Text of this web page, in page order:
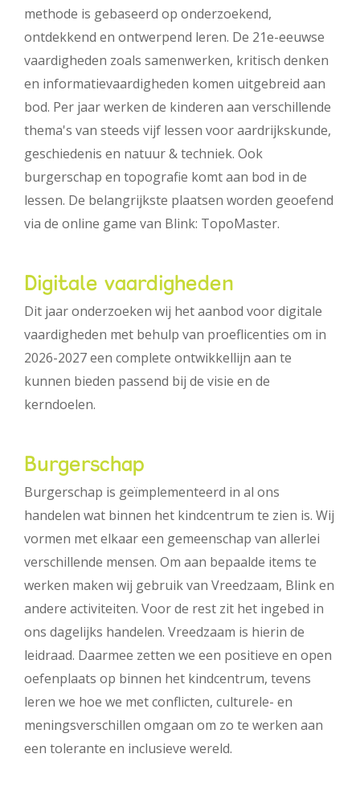
methode is gebaseerd op onderzoekend,
ontdekkend en ontwerpend leren. De 21e-eeuwse
vaardigheden zoals samenwerken, kritisch denken
en informatievaardigheden komen uitgebreid aan
bod. Per jaar werken de kinderen aan verschillende
thema's van steeds vijf lessen voor aardrijkskunde,
geschiedenis en natuur & techniek. Ook
burgerschap en topografie komt aan bod in de
lessen. De belangrijkste plaatsen worden geoefend
via de online game van Blink: TopoMaster.
Digitale vaardigheden
Dit jaar onderzoeken wij het aanbod voor digitale
vaardigheden met behulp van proeflicenties om in
2026-2027 een complete ontwikkellijn aan te
kunnen bieden passend bij de visie en de
kerndoelen.
Burgerschap
Burgerschap is geïmplementeerd in al ons
handelen wat binnen het kindcentrum te zien is. Wij
vormen met elkaar een gemeenschap van allerlei
verschillende mensen. Om aan bepaalde items te
werken maken wij gebruik van Vreedzaam, Blink en
andere activiteiten. Voor de rest zit het ingebed in
ons dagelijks handelen. Vreedzaam is hierin de
leidraad. Daarmee zetten we een positieve en open
oefenplaats op binnen het kindcentrum, tevens
leren we hoe we met conflicten, culturele- en
meningsverschillen omgaan om zo te werken aan
een tolerante en inclusieve wereld.